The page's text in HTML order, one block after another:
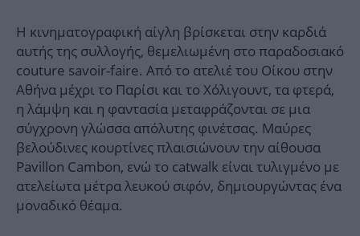
Η κινηματογραφική αίγλη βρίσκεται στην καρδιά
αυτής της συλλογής, θεμελιωμένη στο παραδοσιακό
couture savoir-faire. Από το ατελιέ του Οίκου στην
Αθήνα μέχρι το Παρίσι και το Χόλιγουντ, τα φτερά,
η λάμψη και η φαντασία μεταφράζονται σε μια
σύγχρονη γλώσσα απόλυτης φινέτσας. Μαύρες
βελούδινες κουρτίνες πλαισιώνουν την αίθουσα
Pavillon Cambon, ενώ το catwalk είναι τυλιγμένο με
ατελείωτα μέτρα λευκού σιφόν, δημιουργώντας ένα
μοναδικό θέαμα.